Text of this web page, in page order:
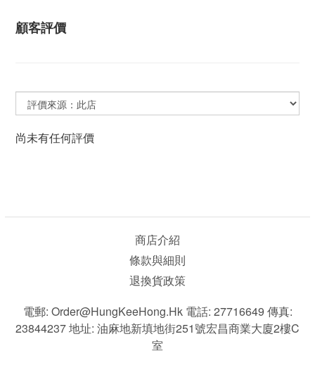
顧客評價
尚未有任何評價
商店介紹
條款與細則
退換貨政策
電郵: Order@HungKeeHong.hk 電話: 27716649 傳真:
23844237 地址: 油麻地新填地街251號宏昌商業大廈2樓C
室